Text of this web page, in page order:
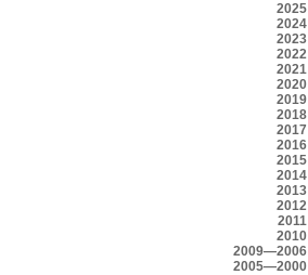
2025
2024
2023
2022
2021
2020
2019
2018
2017
2016
2015
2014
2013
2012
2011
2010
2009—2006
2005—2000